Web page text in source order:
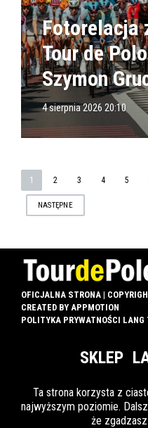
Fotorelacja
Tour de
Szymon
4 sierpnia 2026 20:10
WPISÓW
1 2 3 4 5
NASTĘPNE
OFICJALNA STRONA |
CREATED BY APPMOTION
POLITYKA PRYWATNOŚCI LANG
SKLEP
Ta strona korzysta z
najwyższym poziomie.
że